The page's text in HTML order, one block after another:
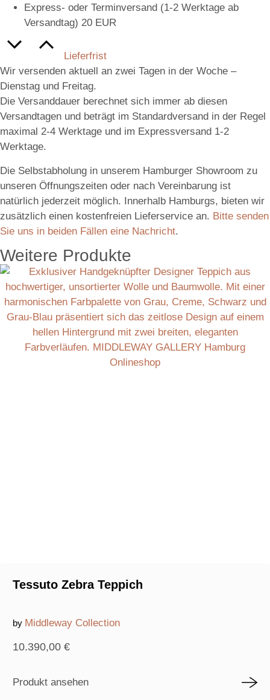
Express- oder Terminversand (1-2 Werktage ab
Versandtag) 20 EUR
Lieferfrist
Wir versenden aktuell an zwei Tagen in der Woche –
Dienstag und Freitag.
Die Versanddauer berechnet sich immer ab diesen
Versandtagen und beträgt im Standardversand in der Regel
maximal 2-4 Werktage und im Expressversand 1-2
Werktage.
Die Selbstabholung in unserem Hamburger Showroom zu
unseren Öffnungszeiten oder nach Vereinbarung ist
natürlich jederzeit möglich. Innerhalb Hamburgs, bieten wir
zusätzlich einen kostenfreien Lieferservice an. Bitte senden
Sie uns in beiden Fällen eine Nachricht.
Weitere Produkte
Tessuto Zebra Teppich
by Middleway Collection
10.390,00 €
Produkt ansehen